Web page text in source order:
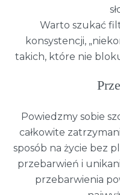
Warto szukać
konsystencji,
takich, które nie
Powiedzmy sobie
całkowite
sposób na życie bez
przebarwień i
przebarwienia